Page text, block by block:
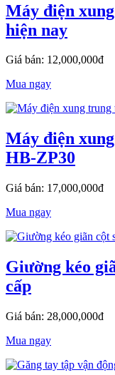
Máy điện
hiện nay
Giá bán: 12,000,000đ
Mua ngay
Máy điện
HB-ZP30
Giá bán: 17,000,000đ
Mua ngay
Giường kéo
cấp
Giá bán: 28,000,000đ
Mua ngay